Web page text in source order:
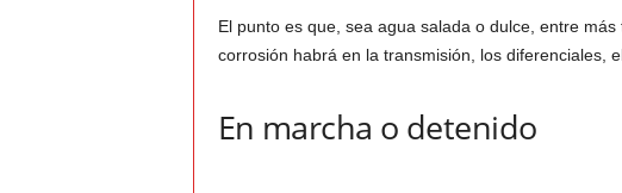
El punto es que, sea agua salada o dulce, entre
corrosión habrá en la transmisión, los diferenciales,
En marcha o detenido